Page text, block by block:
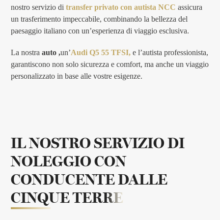
nostro servizio di transfer privato con autista NCCassicura
un trasferimento impeccabile, combinando la bellezza del
paesaggio italiano con un’esperienza di viaggio esclusiva.
La nostraauto ,un’Audi Q5 55 TFSI,e l’autista professionista,
garantiscono non solo sicurezza e comfort, ma anche un viaggio
personalizzato in base alle vostre esigenze.
IL NOSTRO SERVIZIO DI
NOLEGGIO CON
CONDUCENTEDALLE
CINQUE TERRE